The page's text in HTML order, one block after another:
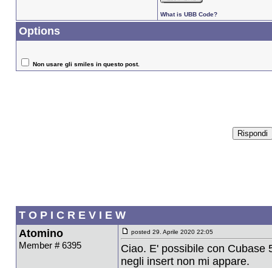
What is UBB Code?
Options
Non usare gli smiles in questo post.
T O P I C R E V I E W
Atomino
Member # 6395
posted 29. Aprile 2020 22:05
Ciao. E' possibile con Cubase
negli insert non mi appare.